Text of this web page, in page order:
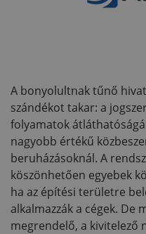
A bonyolultnak tűnő
szándékot takar: a
folyamatok
nagyobb értékű
beruházásoknál. A
köszönhetően egyebek
ha az építési területre
alkalmazzák a cégek. De
megrendelő, a kivitelező